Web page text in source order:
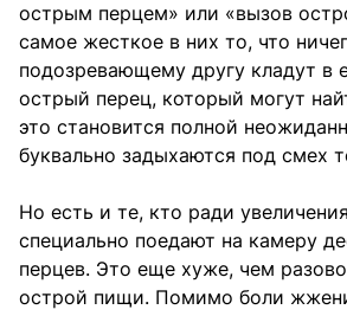
острым перцем» или «вызов
самое жесткое в них то, что
подозревающему другу кладут в
острый перец, который могут
это становится полной
буквально задыхаются под смех
Но есть и те, кто ради
специально поедают на камеру
перцев. Это еще хуже, чем
острой пищи. Помимо боли